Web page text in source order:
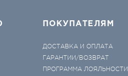
ПОКУПАТЕЛЯМ
ДОСТАВКА И ОПЛАТА
ГАРАНТИИ/ВОЗВРАТ
ПРОГРАММА ЛОЯЛЬНОСТИ